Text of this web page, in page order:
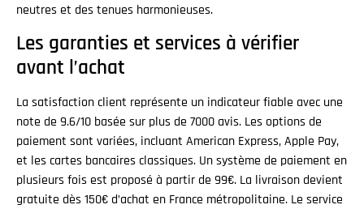
neutres et des tenues harmonieuses.
Les garanties et services à vérifier
avant l’achat
La satisfaction client représente un indicateur fiable avec une
note de 9.6/10 basée sur plus de 7000 avis. Les options de
paiement sont variées, incluant American Express, Apple Pay,
et les cartes bancaires classiques. Un système de paiement en
plusieurs fois est proposé à partir de 99€. La livraison devient
gratuite dès 150€ d’achat en France métropolitaine. Le service